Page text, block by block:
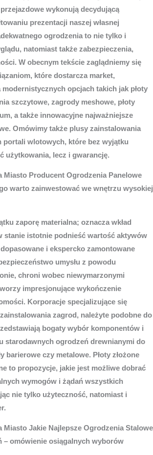
wykonują decydującą
prezentacji naszej własnej
ogrodzenia to nie tylko i
natomiast także zabezpieczenia,
W obecnym tekście zaglądniemy się
które dostarcza market,
opcjach takich jak płoty
szczytowe, zagrody meshowe, płoty
a także innowacyjne najważniejsze
Omówimy także plusy zainstalowania
portali wlotowych, które bez wyjątku
użytkowania, lecz i gwarancję.
Miasto Producent Ogrodzenia Panelowe
warto zainwestować we wnętrzu wysokiej
zaporę materialna; oznacza wkład
stanie istotnie podnieść wartość aktywów
i ekspercko zamontowane
umysłu z powodu
chroni wobec niewymarzonymi
impresjonujące wykończenie
Korporacje specjalizujące się
zagrod, należyte podobne do
bogaty wybór komponentów i
starodawnych ogrodzeń drewnianymi do
barierowe czy metalowe. Płoty złożone
to propozycje, jakie jest możliwe dobrać
wymogów i żądań wszystkich
nie tylko użyteczność, natomiast i
Miasto Jakie Najlepsze Ogrodzenia Stalowe
– omówienie osiągalnych wyborów